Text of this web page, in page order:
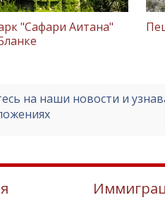
"Сафари Аитана"
на наши новости и